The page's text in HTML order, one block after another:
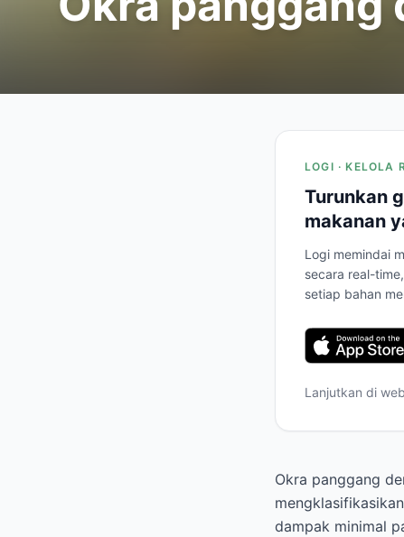
LOGI · KELOLA
Turunkan
makanan
Logi memindai
secara real-
setiap bahan
Lanjutkan di
Okra panggang
dampak minimal